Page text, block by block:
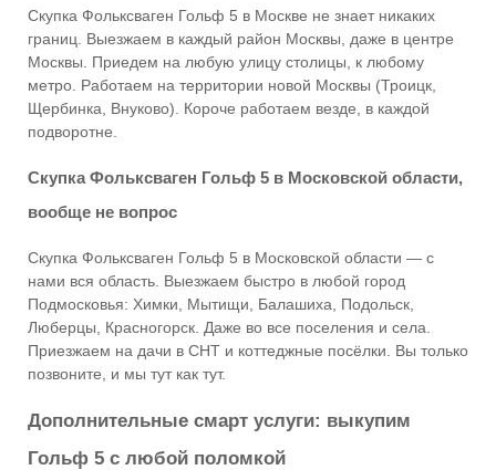
Скупка Фольксваген Гольф 5 в Москве не знает никаких
границ. Выезжаем в каждый район Москвы, даже в центре
Москвы. Приедем на любую улицу столицы, к любому
метро. Работаем на территории новой Москвы (Троицк,
Щербинка, Внуково). Короче работаем везде, в каждой
подворотне.
Скупка Фольксваген Гольф 5 в Московской области,
вообще не вопрос
Скупка Фольксваген Гольф 5 в Московской области — с
нами вся область. Выезжаем быстро в любой город
Подмосковья: Химки, Мытищи, Балашиха, Подольск,
Люберцы, Красногорск. Даже во все поселения и села.
Приезжаем на дачи в СНТ и коттеджные посёлки. Вы только
позвоните, и мы тут как тут.
Дополнительные смарт услуги: выкупим
Гольф 5 с любой поломкой